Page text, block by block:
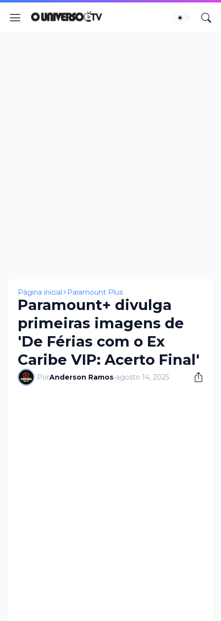
Página inicial Paramount Plus
Paramount+ divulga
primeiras imagens de
'De Férias com o Ex
Caribe VIP: Acerto Final'
PorAnderson Ramos-agosto 14, 2025